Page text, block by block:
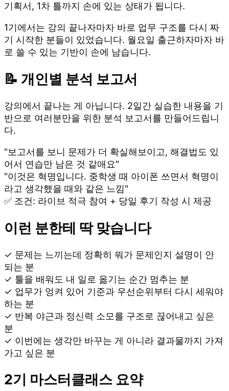
기획서, 1차 틀까지 손에 있는 상태가 됩니다.
1기에서는 강의 끝나자마자 바로 업무 구조를 다시 짜
기 시작한 분들이 있었습니다. 월요일 출근하자마자 바
로 쓸 수 있는 기반이 손에 남습니다.
📝 개인별 분석 보고서
강의에서 끝나는 게 아닙니다. 2일간 실습한 내용을 기
반으로 여러분만을 위한 분석 보고서를 만들어드립니
다.
"보고서를 보니 문제가 더 확실해보이고, 해결법도 있
어서 연습만 남은 것 같애요"
"이것은 혁명입니다. 중학생 때 아이폰 쓰면서 혁명이
라고 생각했을 때와 같은 느낌"
✅ 조건: 라이브 적극 참여 + 당일 후기 작성 시 제공
이런 분한테 딱 맞습니다
✓ 문제는 느끼는데 정확히 뭐가 문제인지 설명이 안
되는 분
✓ 툴을 배워도 내 일로 옮기는 순간 멈추는 분
✓ 업무가 엉켜 있어 기준과 우선순위부터 다시 세워야
하는 분
✓ 반복 야근과 정신력 소모를 구조로 끊어내고 싶은
분
✓ 이번에는 생각만 바꾸는 게 아니라 결과물까지 가져
가고 싶은 분
2기 마스터클래스 요약